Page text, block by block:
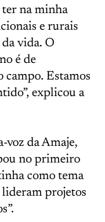
na minha
e rurais
vida. O
é de
campo. Estamos
explicou a
voz da Amaje,
no primeiro
como tema
projetos